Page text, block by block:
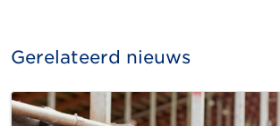
Gerelateerd nieuws